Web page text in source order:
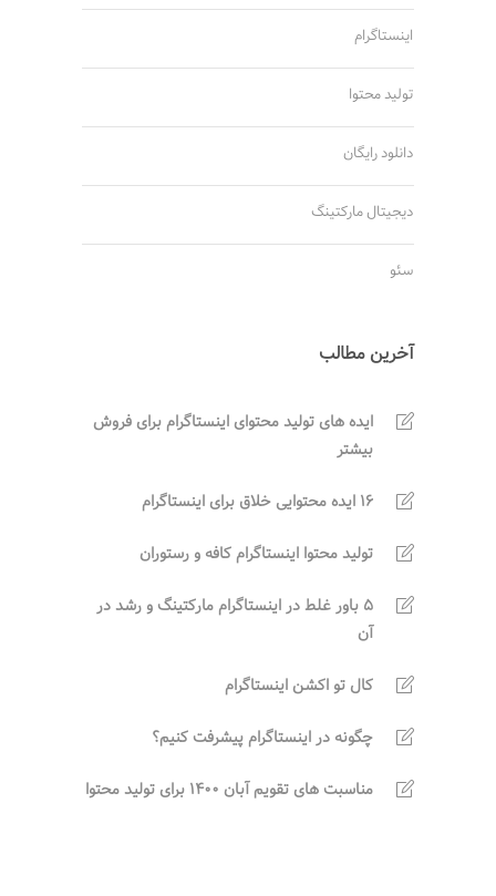
اینستاگرام
تولید محتوا
دانلود رایگان
دیجیتال مارکتینگ
سئو
آخرین مطالب
ایده های تولید محتوای اینستاگرام برای فروش
بیشتر
16 ایده محتوایی خلاق برای اینستاگرام
تولید محتوا اینستاگرام کافه و رستوران
5 باور غلط در اینستاگرام مارکتینگ و رشد در
آن
کال تو اکشن اینستاگرام
چگونه در اینستاگرام پیشرفت کنیم؟
مناسبت های تقویم آبان 1400 برای تولید محتوا